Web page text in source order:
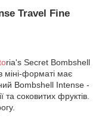
Travel Fine
ria's Secret Bombshell
міні-форматі має
Bombshell Intense -
та соковитих фруктів.